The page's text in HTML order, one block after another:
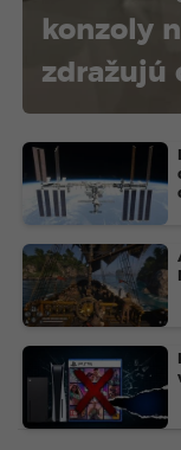
konzoly
zdražujú